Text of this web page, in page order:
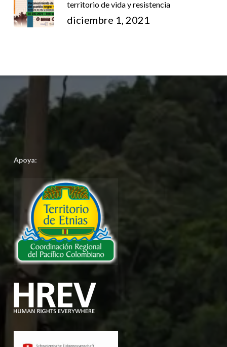
territorio de vida y resistencia
diciembre 1, 2021
Apoya: